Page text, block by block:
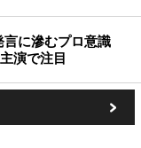
に滲むプロ意識
演で注目